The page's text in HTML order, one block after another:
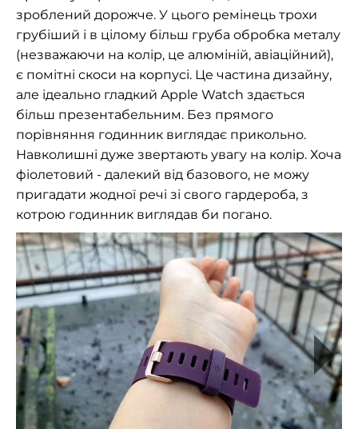
зроблений дорожче. У цього ремінець трохи
грубіший і в цілому більш груба обробка металу
(незважаючи на колір, це алюміній, авіаційний),
є помітні скоси на корпусі. Це частина дизайну,
але ідеально гладкий Apple Watch здається
більш презентабельним. Без прямого
порівняння годинник виглядає прикольно.
Навколишні дуже звертають увагу на колір. Хоча
фіолетовий - далекий від базового, не можу
пригадати жодної речі зі свого гардероба, з
котрою годинник виглядав би погано.